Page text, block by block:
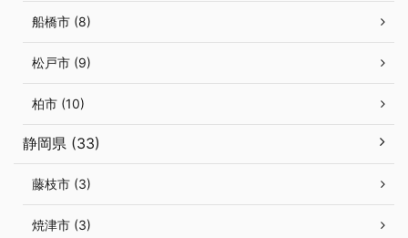
船橋市 (8)
松戸市 (9)
柏市 (10)
静岡県 (33)
藤枝市 (3)
焼津市 (3)